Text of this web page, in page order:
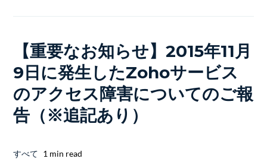
【重要なお知らせ】2015年11月
9日に発生したZohoサービス
のアクセス障害についてのご報
告（※追記あり）
すべて 1 min read